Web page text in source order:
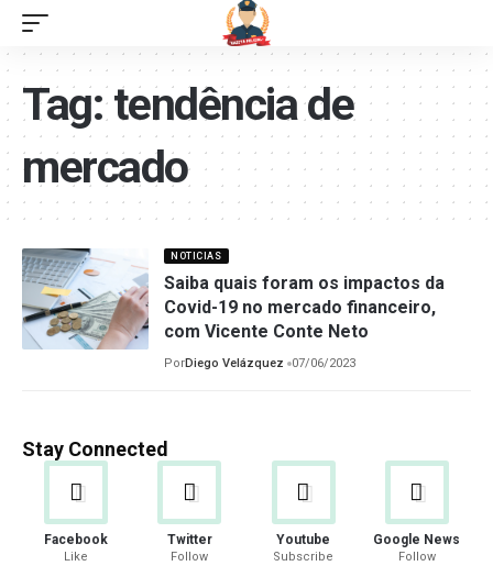
Tag:tendência de
mercado
NOTICIAS
Saiba quais foram os impactos da
Covid-19 no mercado financeiro,
com Vicente Conte Neto
PorDiego Velázquez 07/06/2023
Stay Connected
Facebook
Like
Twitter
Follow
Youtube
Subscribe
Google News
Follow